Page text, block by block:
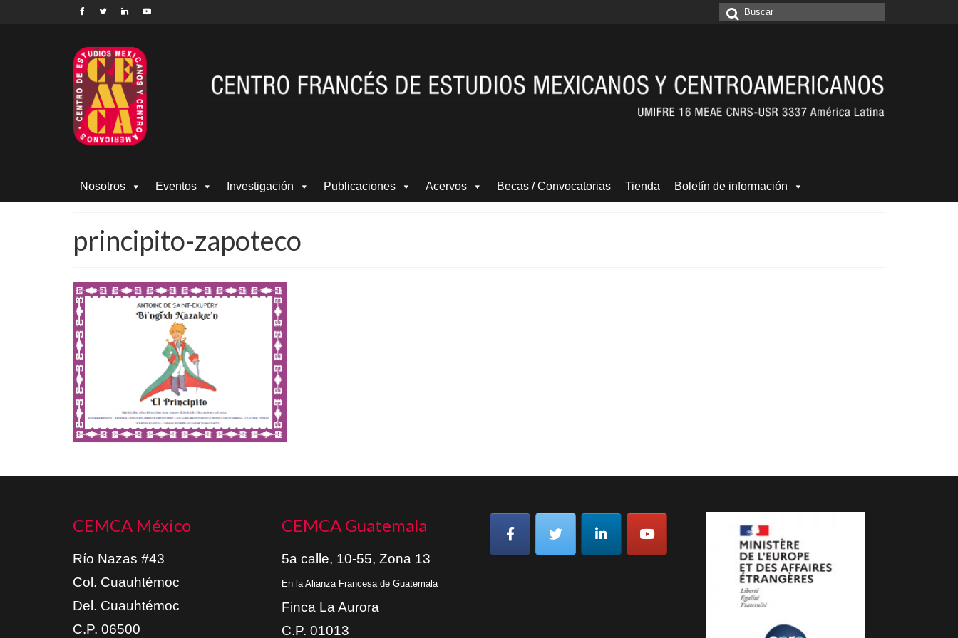
Buscar
Nosotros Eventos Investigación Publicaciones Acervos Becas / Convocatorias Tienda Boletín de información
principito-zapoteco
CEMCA México
Río Nazas #43
Col. Cuauhtémoc
Del. Cuauhtémoc
C.P. 06500
CEMCA Guatemala
5a calle, 10-55, Zona 13
En la Alianza Francesa de Guatemala
Finca La Aurora
C.P. 01013